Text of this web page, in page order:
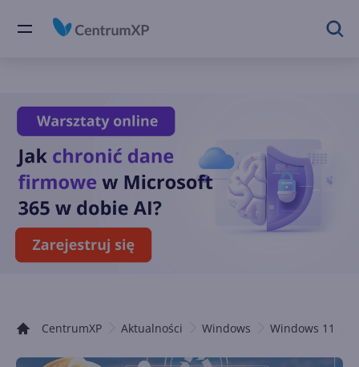
CentrumXP Aktualności Windows Windows 11